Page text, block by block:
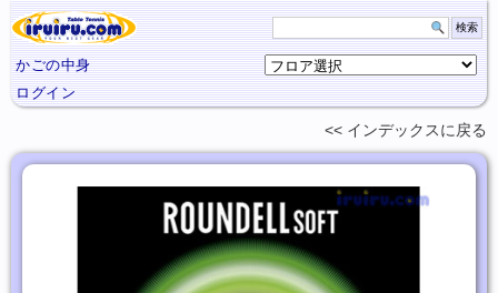
かごの中身
ログイン
インデックスに 戻る